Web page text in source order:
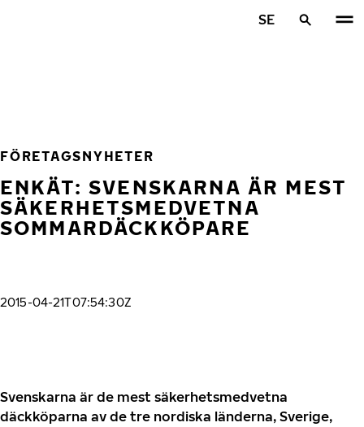
SE
FÖRETAGSNYHETER
ENKÄT: SVENSKARNA ÄR MEST
SÄKERHETSMEDVETNA
SOMMARDÄCKKÖPARE
2015-04-21T07:54:30Z
Svenskarna är de mest säkerhetsmedvetna
däckköparna av de tre nordiska länderna, Sverige,